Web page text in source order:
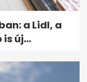
a Lidl, a
is új...